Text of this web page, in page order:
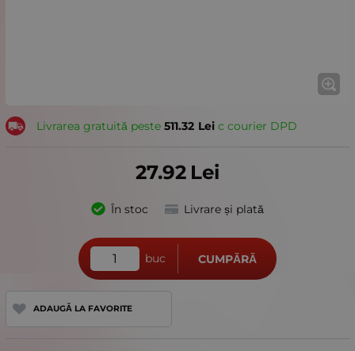
Livrarea gratuită peste 511.32 Leiс courier DPD
27.92 Lei
În stoc Livrare și plată
buc CUMPĂRĂ
ADAUGĂ LA FAVORITE